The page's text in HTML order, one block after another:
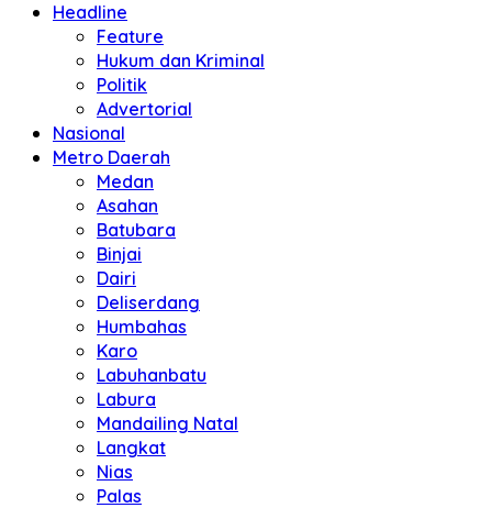
Headline
Feature
Hukum dan Kriminal
Politik
Advertorial
Nasional
Metro Daerah
Medan
Asahan
Batubara
Binjai
Dairi
Deliserdang
Humbahas
Karo
Labuhanbatu
Labura
Mandailing Natal
Langkat
Nias
Palas